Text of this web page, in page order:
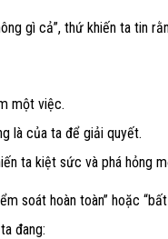
gì cả”, thứ khiến ta tin
một việc.
là của ta để giải quyết.
ta kiệt sức và phá hỏng
soát hoàn toàn” hoặc
đang: